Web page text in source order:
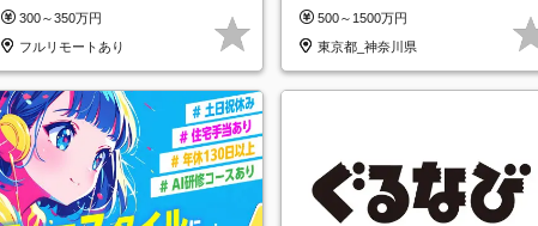
300～350万円
フルリモートあり
500～1500万円
東京都_神奈川県